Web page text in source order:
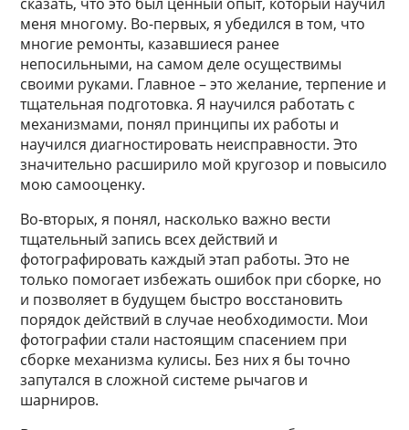
меня многому. Во-первых, я убедился в том, что
многие ремонты, казавшиеся ранее
непосильными, на самом деле осуществимы
своими руками. Главное – это желание, терпение и
тщательная подготовка. Я научился работать с
механизмами, понял принципы их работы и
научился диагностировать неисправности. Это
значительно расширило мой кругозор и повысило
мою самооценку.
Во-вторых, я понял, насколько важно вести
тщательный запись всех действий и
фотографировать каждый этап работы. Это не
только помогает избежать ошибок при сборке, но
и позволяет в будущем быстро восстановить
порядок действий в случае необходимости. Мои
фотографии стали настоящим спасением при
сборке механизма кулисы. Без них я бы точно
запутался в сложной системе рычагов и
шарниров.